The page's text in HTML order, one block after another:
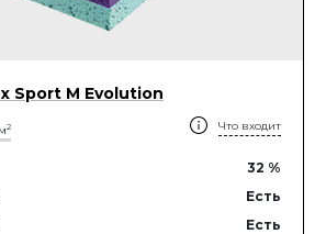
Sport M Evolution
2 Что входит
32 %
Есть
Есть